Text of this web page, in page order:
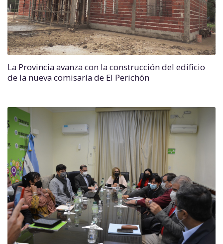
La Provincia avanza con la construcción del edificio
de la nueva comisaría de El Perichón